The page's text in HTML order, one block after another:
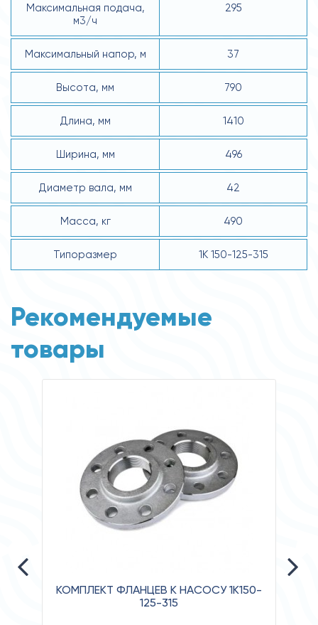
Максимальная подача,
м3/ч
295
Максимальный напор, м 37
Высота, мм 790
Длина, мм 1410
Ширина, мм 496
Диаметр вала, мм 42
Масса, кг 490
Типоразмер 1К 150-125-315
Рекомендуемые
товары
КОМПЛЕКТ ФЛАНЦЕВ К НАСОСУ 1К150-
125-315